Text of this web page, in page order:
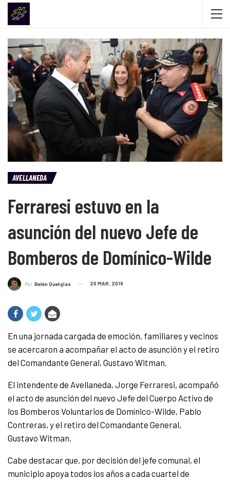
AVELLANEDA
Ferraresi estuvo en la
asunción del nuevo Jefe de
Bomberos de Domínico-Wilde
Por Belén Quetglas 20 MAR, 2019
En una jornada cargada de emoción, familiares y vecinos
se acercaron a acompañar el acto de asunción y el retiro
del Comandante General, Gustavo Witman.
El intendente de Avellaneda, Jorge Ferraresi, acompañó
el acto de asunción del nuevo Jefe del Cuerpo Activo de
los Bomberos Voluntarios de Domínico-Wilde, Pablo
Contreras, y el retiro del Comandante General,
Gustavo Witman.
Cabe destacar que, por decisión del jefe comunal, el
municipio apoya todos los años a cada cuartel de